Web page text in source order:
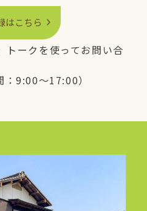
はこちら
トークを使ってお問い合
9:00〜17:00）